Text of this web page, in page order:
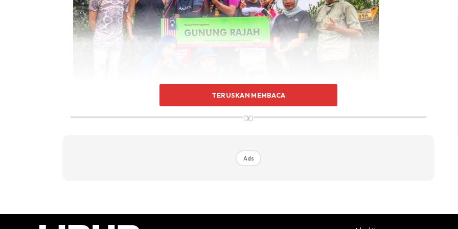
Bertemu buat pertama kali ketika misi pendakian Gunung Rajah.
melamar gadis idaman.
TERUSKAN MEMBACA
∞
Ads